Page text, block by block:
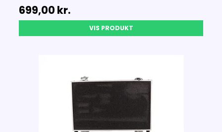
699,00 kr.
VIS PRODUKT